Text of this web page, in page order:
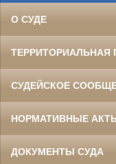
О СУДЕ
ТЕРРИТОРИАЛЬНАЯ
СУДЕЙСКОЕ
НОРМАТИВНЫЕ
ДОКУМЕНТЫ СУДА